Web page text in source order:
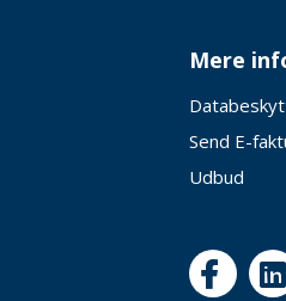
Mere
Send E-
Udbud